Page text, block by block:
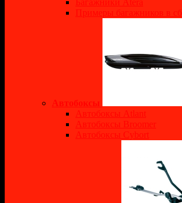
Примеры багажников в сб
Автобоксы
Автобоксы Atlant
Автобоксы Broomer
Автобоксы Cybort